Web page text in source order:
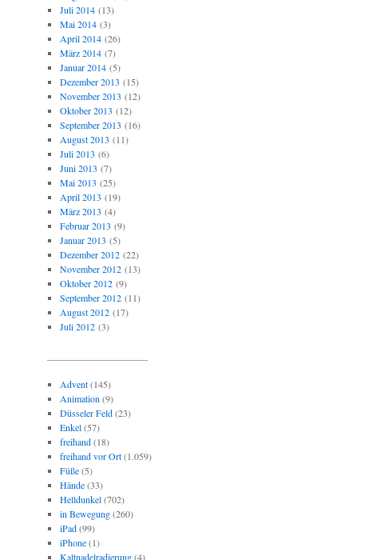
Juli 2014(13)
Mai 2014(3)
April 2014(26)
März 2014(7)
Januar 2014(5)
Dezember 2013 (15)
November 2013 (12)
Oktober 2013 (12)
September 2013 (16)
August 2013 (11)
Juli 2013 (6)
Juni 2013 (7)
Mai 2013 (25)
April 2013 (19)
März 2013 (4)
Februar 2013 (9)
Januar 2013 (5)
Dezember 2012(22)
November 2012(13)
Oktober 2012(9)
September 2012(11)
August 2012(17)
Juli 2012(3)
Advent(145)
Animation (9)
Düsseler Feld(23)
Enkel(57)
freihand(18)
freihand vor Ort(1.059)
Füße(5)
Hände(33)
Helldunkel(702)
in Bewegung(260)
iPad(99)
iPhone(1)
Kaltnadelradierung(4)